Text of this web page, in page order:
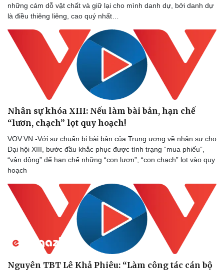
những cám dỗ vật chất và giữ lại cho mình danh dự, bởi danh dự
là điều thiêng liêng, cao quý nhất…
Nhân sự khóa XIII: Nếu làm bài bản, hạn chế
“lươn, chạch” lọt quy hoạch!
VOV.VN -Với sự chuẩn bị bài bản của Trung ương về nhân sự cho
Đại hội XIII, bước đầu khắc phục được tình trạng “mua phiếu”,
“vận động” để hạn chế những “con lươn”, “con chạch” lọt vào quy
hoạch
Nguyên TBT Lê Khả Phiêu: “Làm công tác cán bộ